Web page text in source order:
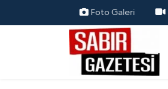
Foto Galeri
ÖZEL HABER
Osmaniye Nöbetçi Eczaneler
Osmaniye Hava Durumu